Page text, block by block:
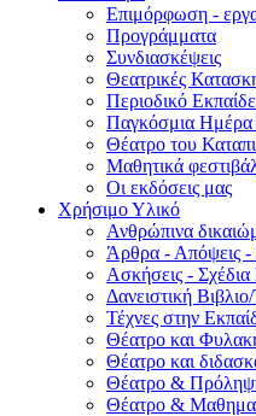
Επιμόρφωση -
Προγράμματα
Συνδιασκέψεις
Θεατρικές
Περιοδικό
Παγκόσμια Ημέρα
Θέατρο του
Μαθητικά
Οι εκδόσεις μας
Χρήσιμο Υλικό
Ανθρώπινα
Άρθρα - Απόψεις -
Ασκήσεις -
Δανειστική
Τέχνες στην
Θέατρο και
Θέατρο και
Θέατρο &
Θέατρο &